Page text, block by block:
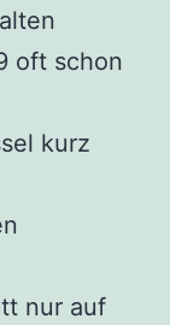
oft schon
kurz
nur auf